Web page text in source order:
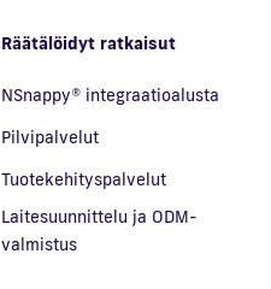
Räätälöidyt ratkaisut
NSnappy® integraatioalusta
Pilvipalvelut
Tuotekehityspalvelut
Laitesuunnittelu ja ODM-
valmistus